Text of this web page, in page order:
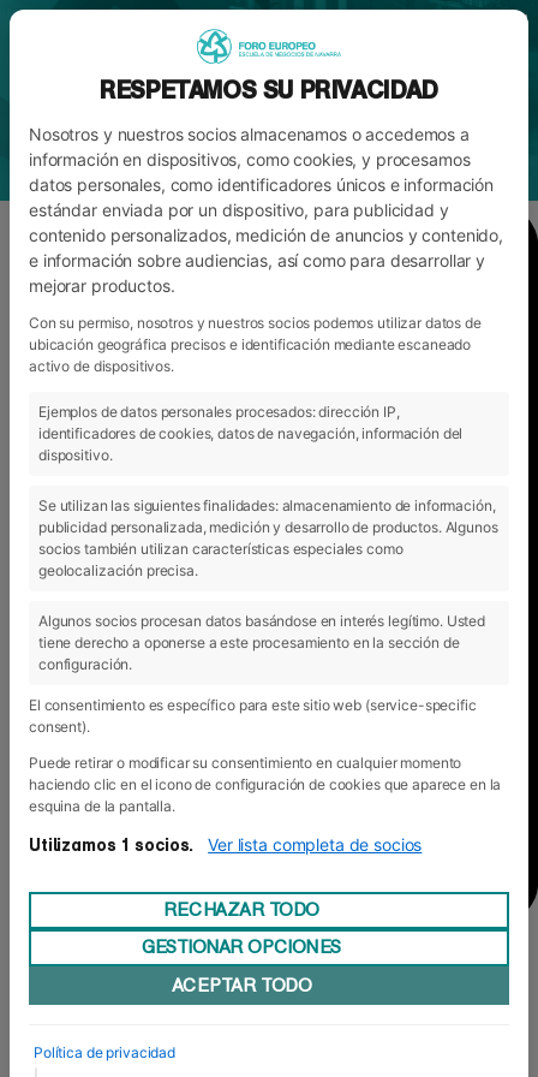
SOLICITUD DE
SOLICITUD DE
1
GRADO SUPERIOR FP EN
EDUCACIÓN INFANTIL
Grado Superior
Certificados por Gobierno de Navarra.
FORMATO
Presencial y online.
DURACIÓN
2 años.
titulación oficial de Formación Profesional dirigida a
quienes desean desarrollar su carrera profesional en
RESPETAMOS SU PRIVACIDAD
Nosotros y nuestros socios almacenamos o accedemos a
información en dispositivos, como cookies, y procesamos
datos personales, como identificadores únicos e información
estándar enviada por un dispositivo, para publicidad y
contenido personalizados, medición de anuncios y contenido,
e información sobre audiencias, así como para desarrollar y
mejorar productos.
Con su permiso, nosotros y nuestros socios podemos utilizar datos de
ubicación geográfica precisos e identificación mediante escaneado
activo de dispositivos.
Ejemplos de datos personales procesados: dirección IP,
identificadores de cookies, datos de navegación, información del
dispositivo.
Se utilizan las siguientes finalidades: almacenamiento de información,
publicidad personalizada, medición y desarrollo de productos. Algunos
socios también utilizan características especiales como
geolocalización precisa.
Algunos socios procesan datos basándose en interés legítimo. Usted
tiene derecho a oponerse a este procesamiento en la sección de
configuración.
El consentimiento es específico para este sitio web (service-specific
consent).
Puede retirar o modificar su consentimiento en cualquier momento
haciendo clic en el icono de configuración de cookies que aparece en la
esquina de la pantalla.
Utilizamos 1 socios. Ver lista completa de socios
RECHAZAR TODO
GESTIONAR OPCIONES
ACEPTAR TODO
Política de privacidad